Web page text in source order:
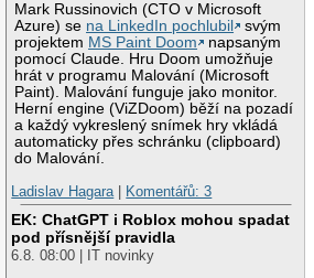
Mark Russinovich (CTO v Microsoft
Azure) se na LinkedIn pochlubil
svým
projektem MS Paint Doom
napsaným
pomocí Claude. Hru Doom umožňuje
hrát v programu Malování (Microsoft
Paint). Malování funguje jako monitor.
Herní engine (ViZDoom) běží na pozadí
a každý vykreslený snímek hry vkládá
automaticky přes schránku (clipboard)
do Malování.
Ladislav Hagara
Komentářů: 3
EK: ChatGPT i Roblox mohou spadat
pod přísnější pravidla
6.8. 08:00 | IT novinky